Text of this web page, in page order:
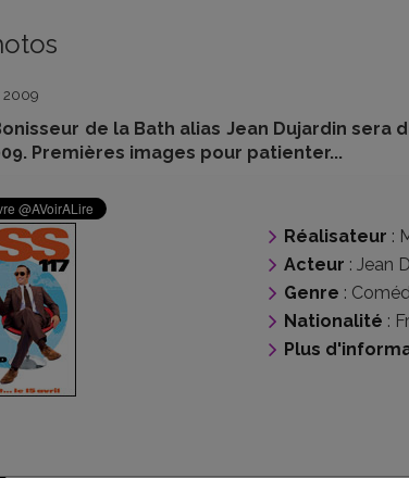
2009
de la Bath alias Jean Dujardin
Premières images pour patienter...
Réalisateur :
Acteur : Jean
Genre :
Nationalité :
Plus